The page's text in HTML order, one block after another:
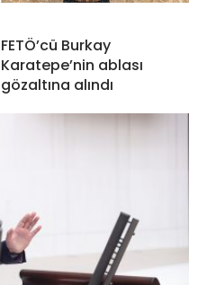
FETÖ’cü Burkay
Karatepe’nin ablası
gözaltına alındı